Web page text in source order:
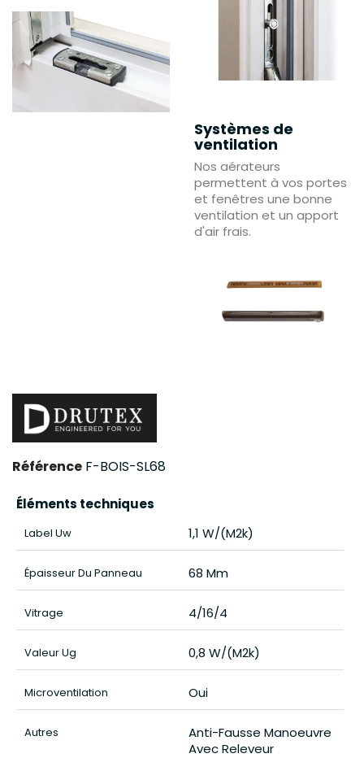
Systèmes de
ventilation
Nos aérateurs
permettent à vos portes
et fenêtres une bonne
ventilation et un apport
d'air frais.
Référence F-BOIS-SL68
Éléments techniques
Label Uw 1,1 W/(m2k)
Épaisseur Du Panneau 68 Mm
Vitrage 4/16/4
Valeur Ug 0,8 W/(m2k)
Microventilation Oui
Autres
Anti-Fausse Manoeuvre
Avec Releveur